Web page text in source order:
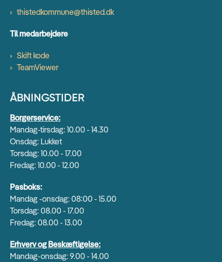
thistedkommune@thisted.dk
Til medarbejdere
Skift kode
TeamViewer
ÅBNINGSTIDER
Borgerservice:
Mandag-tirsdag: 10.00 - 14.30
Onsdag: Lukket
Torsdag: 10.00 - 17.00
Fredag: 10.00 - 12.00
Pasboks:
Mandag -onsdag: 08:00 - 15.00
Torsdag: 08.00 - 17.00
Fredag: 08.00 - 13.00
Erhverv og Beskæftigelse:
Mandag-onsdag: 9.00 - 14.00